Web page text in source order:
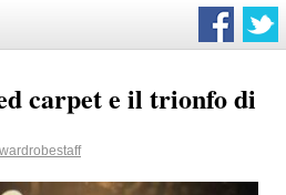
carpet e il trionfo di